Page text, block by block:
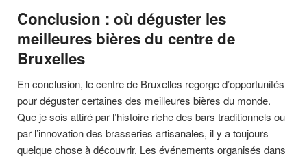
Conclusion : où déguster les
meilleures bières du centre de
Bruxelles
En conclusion, le centre de Bruxelles regorge d’opportunités
pour déguster certaines des meilleures bières du monde.
Que je sois attiré par l’histoire riche des bars traditionnels ou
par l’innovation des brasseries artisanales, il y a toujours
quelque chose à découvrir. Les événements organisés dans